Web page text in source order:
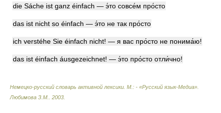
die Sáche ist ganz éinfach — э́то совсе́м про́сто
das ist nicht so éinfach — э́то не так про́сто
ich verstéhe Sie éinfach nicht! — я вас про́сто не понима́ю!
das ist éinfach áusgezeichnet! — э́то про́сто отли́чно!
Немецко-русский словарь активной лексики. М.: - «Русский язык-Медиа»
Любимова З.М.
2003